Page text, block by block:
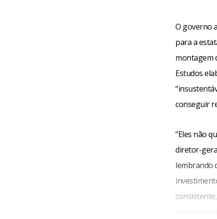
O governo
para a
montagem
Estudos
conseguir
“Eles não
diretor-
lembrando
mostram